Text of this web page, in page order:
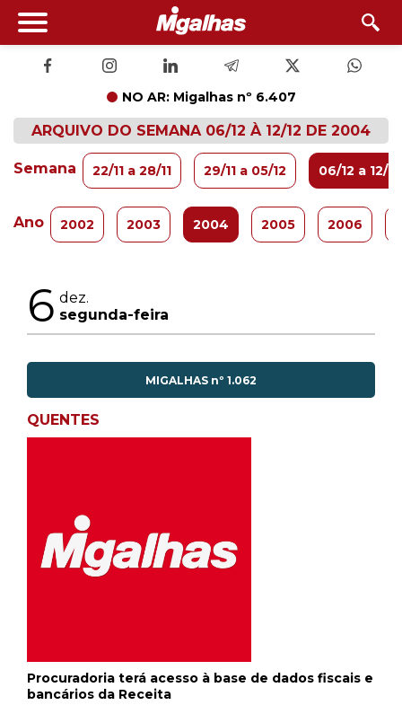
NO AR: Migalhas nº 6.407
ARQUIVO DO SEMANA 06/12 À 12/12 DE 2004
Semana 22/11 a 28/11 29/11 a 05/12 06/12 a 12/12
Ano 2002 2003 2004 2005 2006
6 dez.
segunda-feira
MIGALHAS nº 1.062
QUENTES
Procuradoria terá acesso à base de dados fiscais e
bancários da Receita